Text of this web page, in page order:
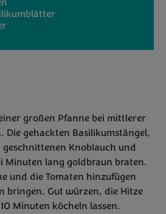
großen Pfanne bei mittlerer
Die gehackten Basilikumstängel,
geschnittenen Knoblauch und
Minuten lang goldbraun braten.
und die Tomaten hinzufügen
bringen. Gut würzen, die Hitze
Minuten köcheln lassen.